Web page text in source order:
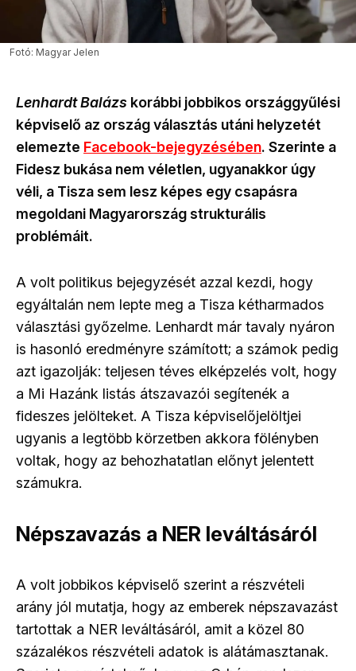
Fotó: Magyar Jelen
Lenhardt Balázs korábbi jobbikos országgyűlési
képviselő az ország választás utáni helyzetét
elemezte Facebook-bejegyzésében. Szerinte a
Fidesz bukása nem véletlen, ugyanakkor úgy
véli, a Tisza sem lesz képes egy csapásra
megoldani Magyarország strukturális
problémáit.
A volt politikus bejegyzését azzal kezdi, hogy
egyáltalán nem lepte meg a Tisza kétharmados
választási győzelme. Lenhardt már tavaly nyáron
is hasonló eredményre számított; a számok pedig
azt igazolják: teljesen téves elképzelés volt, hogy
a Mi Hazánk listás átszavazói segítenék a
fideszes jelölteket. A Tisza képviselőjelöltjei
ugyanis a legtöbb körzetben akkora fölényben
voltak, hogy az behozhatatlan előnyt jelentett
számukra.
Népszavazás a NER leváltásáról
A volt jobbikos képviselő szerint a részvételi
arány jól mutatja, hogy az emberek népszavazást
tartottak a NER leváltásáról, amit a közel 80
százalékos részvételi adatok is alátámasztanak.